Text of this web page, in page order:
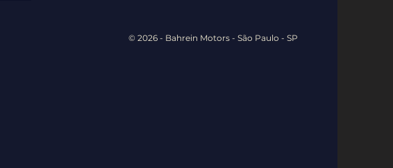
© 2026 - Bahrein Motors - São Paulo - SP